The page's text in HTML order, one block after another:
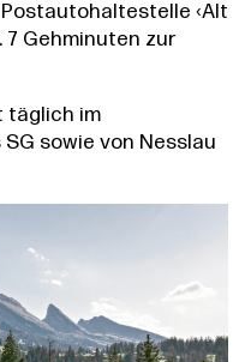
‹Alt
7 Gehminuten zur
täglich im
sowie von Nesslau